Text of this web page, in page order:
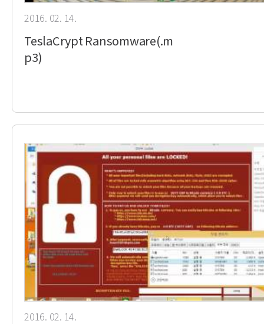
2016. 02. 14.
TeslaCrypt Ransomware(.m
p3)
2016. 02. 14.